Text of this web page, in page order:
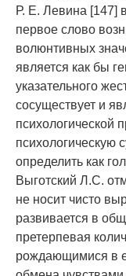
Р. Е. Левина [147]
первое слово
волюнтивных
является как бы
указательного
сосуществует и
психологической
психологическую
определить как
Выготский Л.С.
не носит чисто
развивается в
претерпевая
рождающимися в